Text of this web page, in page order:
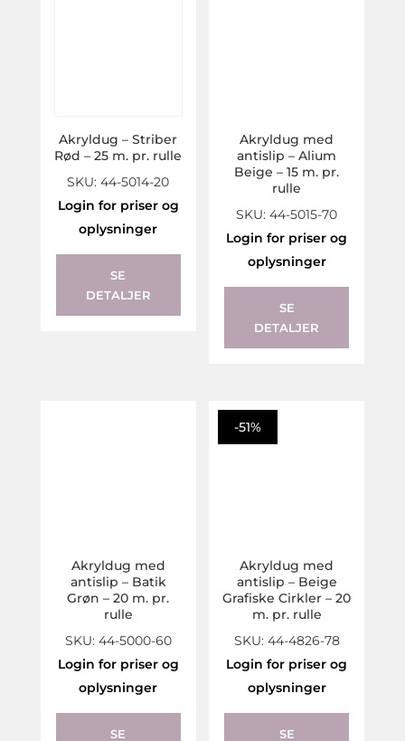
Akryldug – Striber
Rød – 25 m. pr. rulle
SKU: 44-5014-20
Login for priser og
oplysninger
SE
DETALJER
Akryldug med
antislip – Alium
Beige – 15 m. pr.
rulle
SKU: 44-5015-70
Login for priser og
oplysninger
SE
DETALJER
Akryldug med
antislip – Batik
Grøn – 20 m. pr.
rulle
SKU: 44-5000-60
Login for priser og
oplysninger
SE
-51%
Akryldug med
antislip – Beige
Grafiske Cirkler – 20
m. pr. rulle
SKU: 44-4826-78
Login for priser og
oplysninger
SE